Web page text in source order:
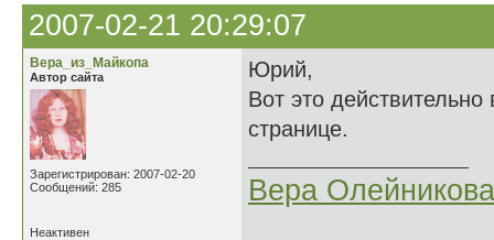
2007-02-21 20:29:07
Вера_из_Майкопа
Автор сайта
Зарегистрирован: 2007-02-20
Сообщений: 285
Юрий,
Вот это
странице.
Вера Олейникова
Неактивен